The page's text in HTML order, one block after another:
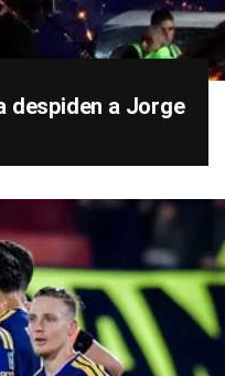
despiden a Jorge